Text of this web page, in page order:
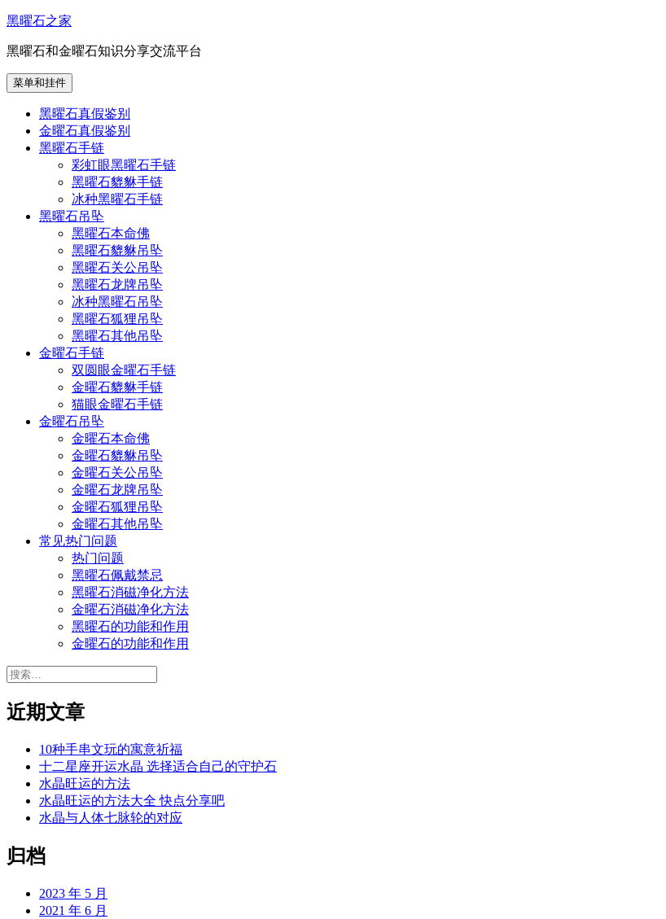
跳
内
容
黑曜石之家
黑曜石和金曜石知识分享交流平台
菜单和挂件
黑曜石真假鉴别
金曜石真假鉴别
黑曜石手链
彩虹眼黑曜石手链
黑曜石貔貅手链
冰种黑曜石手链
黑曜石吊坠
黑曜石本命佛
黑曜石貔貅吊坠
黑曜石关公吊坠
黑曜石龙牌吊坠
冰种黑曜石吊坠
黑曜石狐狸吊坠
黑曜石其他吊坠
金曜石手链
双圆眼金曜石手链
金曜石貔貅手链
猫眼金曜石手链
金曜石吊坠
金曜石本命佛
金曜石貔貅吊坠
金曜石关公吊坠
金曜石龙牌吊坠
金曜石狐狸吊坠
金曜石其他吊坠
常见热门问题
热门问题
黑曜石佩戴禁忌
黑曜石消磁净化方法
金曜石消磁净化方法
黑曜石的功能和作用
金曜石的功能和作用
搜
近期文章
10种手串文玩的寓意祈福
十二星座开运水晶 选择适合自己的守护石
水晶旺运的方法
水晶旺运的方法大全 快点分享吧
水晶与人体七脉轮的对应
归档
2023 年 5 月
2021 年 6 月